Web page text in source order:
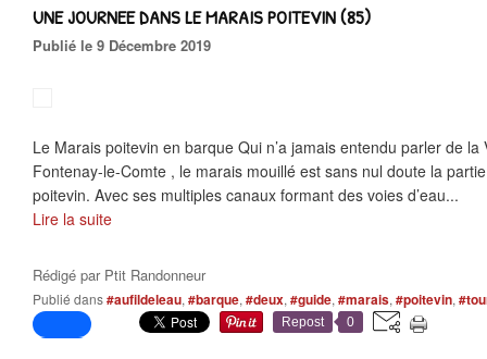
UNE JOURNEE DANS LE MARAIS POITEVIN (85)
Publié le 9 Décembre 2019
Le Marais poitevin en barque Qui n’a jamais entendu parler de
Fontenay-le-Comte , le marais mouillé est sans nul doute la
poitevin. Avec ses multiples canaux formant des voies d’eau...
Lire la suite
Rédigé par Ptit Randonneur
Publié dans#aufildeleau, #barque, #deux, #guide, #marais, #poitevin,
Repost 0